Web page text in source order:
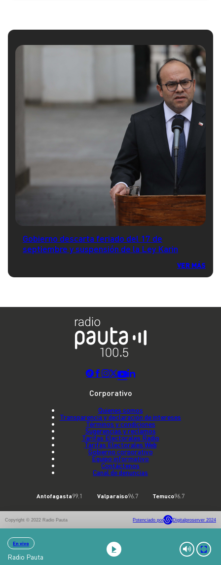
Gobierno descarta feriado del 17 de
septiembre y suspensión de la Ley Karin
VER MÁS
En vivo
Radio Pauta
Corporativo
Quienes somos
Transparencia y declaración de intereses
Términos y condiciones
Sugerencias y reclamos
Tarifas Electorales Radio
Tarifas Electorales Web
Gobierno corporativo
Equipo informativo
Contáctenos
Canal de denuncias
Antofagasta99.1 Valparaíso96.7 Temuco96.7
Copyright © 2022 Radio Pauta Potenciado por Digitalproserver 2024